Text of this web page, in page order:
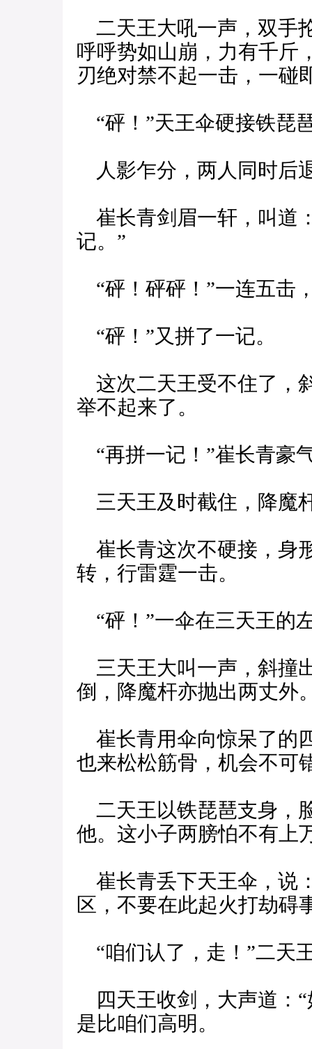
二天王大吼一声，双手
呼呼势如山崩，力有千斤
刃绝对禁不起一击，一碰
“砰！”天王伞硬接铁琵
人影乍分，两人同时后
崔长青剑眉一轩，叫道
记。”
“砰！砰砰！”一连五击
“砰！”又拼了一记。
这次二天王受不住了，
举不起来了。
“再拼一记！”崔长青豪
三天王及时截住，降魔
崔长青这次不硬接，身
转，行雷霆一击。
“砰！”一伞在三天王的
三天王大叫一声，斜撞
倒，降魔杆亦抛出两丈外
崔长青用伞向惊呆了的
也来松松筋骨，机会不可
二天王以铁琵琶支身，
他。这小子两膀怕不有上
崔长青丢下天王伞，说
区，不要在此起火打劫碍
“咱们认了，走！”二天
四天王收剑，大声道：
是比咱们高明。